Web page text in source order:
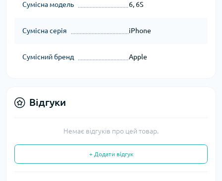
Сумісна модель 6, 6S
Сумісна серія iPhone
Сумісний бренд Apple
Відгуки
Немає відгуків про цей товар.
+ Додати відгук